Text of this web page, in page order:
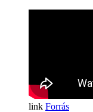
Forrás